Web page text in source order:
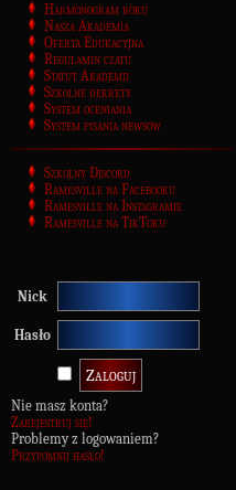
Harmonogram roku
Nasza Akademia
Oferta Edukacyjna
Regulamin czatu
Statut Akademii
Szkolne dekrety
System oceniania
System pisania newsów
Szkolny Discord
Ramesville na Facebooku
Ramesville na Instagramie
Ramesville na TikToku
Nick
Hasło
Nie masz konta?
Zarejestruj się!
Problemy z logowaniem?
Przypomnij hasło!